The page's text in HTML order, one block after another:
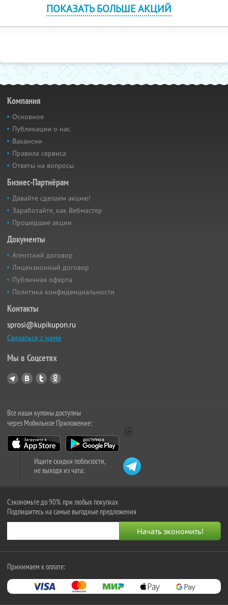
ПОКАЗАТЬ БОЛЬШЕ АКЦИЙ
Компания
Основное
Публикации о нас
Вакансии
Правила сервиса
Ответы на вопросы
Бизнес-Партнёрам
Давайте сделаем акцию!
Заработайте, как Вебмастер
Прошедшие акции
Документы
Агентский договор
Лицензионный договор
Публичная оферта
Политика конфиденциальности
Контакты
sprosi@kupikupon.ru
Связаться с нами
Мы в Соцсетях
Все наши купоны доступны
через Мобильное Приложение:
Ищите скидки поблизости,
не выходя из чата:
Сэкономьте до 90% при любых покупках
Подпишитесь на самые выгодные предложения
Принимаем к оплате: